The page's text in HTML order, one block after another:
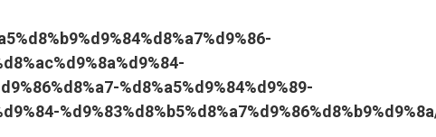
%d8%a5%d9%84%d9%89-